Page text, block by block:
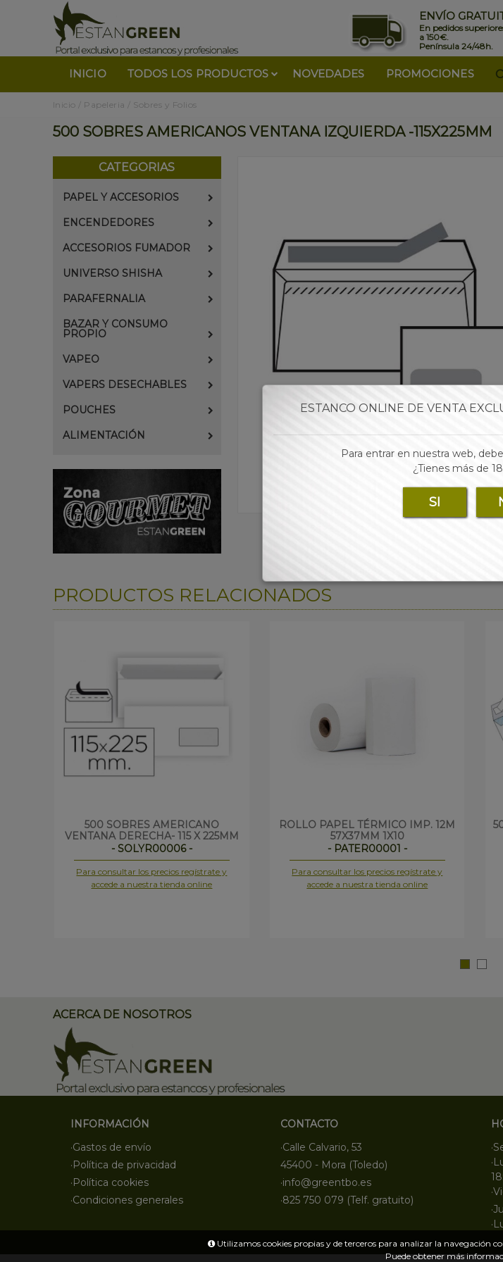
ENVÍO
En pedidos
a 150€.
Península 24/48h.
INICIO TODOS LOS PRODUCTOS NOVEDADES PROMOCIONES
Inicio Papeleria Sobres y Folios
500 SOBRES AMERICANOS VENTANA IZQUIERDA -115X225MM
CATEGORIAS
PAPEL Y ACCESORIOS
ENCENDEDORES
ACCESORIOS FUMADOR
UNIVERSO SHISHA
PARAFERNALIA
BAZAR Y CONSUMO
PROPIO
VAPEO
VAPERS DESECHABLES
POUCHES
ALIMENTACIÓN
PRODUCTOS RELACIONADOS
500 SOBRES AMERICANO
VENTANA DERECHA- 115 X 225MM
- SOLYR00006 -
Para consultar los precios regístrate y
accede a nuestra tienda online
ROLLO PAPEL TÉRMICO IMP. 12M
57X37MM 1X10
- PATER00001 -
Para consultar los precios regístrate y
accede a nuestra tienda online
ACERCA DE NOSOTROS
INFORMACIÓN
·Gastos de envío
·Política de privacidad
·Política cookies
·Condiciones generales
CONTACTO
·Calle Calvario, 53
45400 - Mora (Toledo)
·info@greentbo.es
·825 750 079 (Telf. gratuito)
ESTANCO ONLINE DE VENTA
Para entrar en nuestra web,
¿Tienes más de
SI
Utilizamos cookies propias y de terceros para analizar la navegación
Puede obtener más